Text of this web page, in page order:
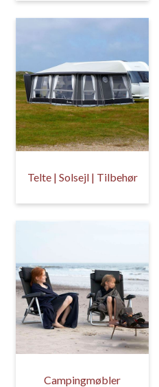
Telte | Solsejl | Tilbehør
Campingmøbler